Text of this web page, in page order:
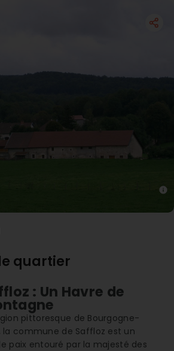
quartier
: Un Havre de
pittoresque de Bourgogne-
commune de Saffloz est un
paix entouré par la majesté des